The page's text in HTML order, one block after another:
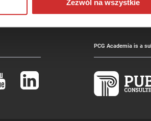
Zezwól na wszystkie
PCG Academia is a